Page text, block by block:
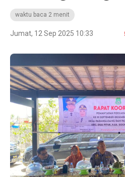
waktu baca 2 menit
Jumat, 12 Sep 2025 10:33